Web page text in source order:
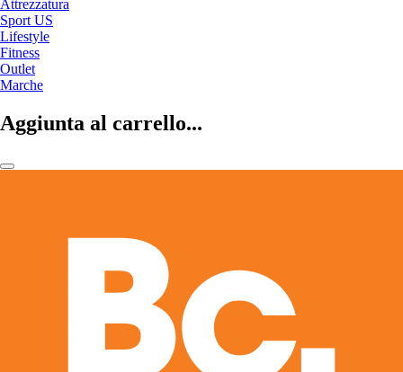
Attrezzatura
Sport US
Lifestyle
Fitness
Outlet
Marche
Aggiunta al carrello...